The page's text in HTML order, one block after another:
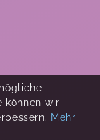
können wir
Mehr